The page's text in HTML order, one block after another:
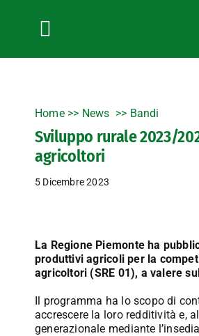
Toggle
Navigation
Home>> News Bandi
Sviluppo rurale 2023/
agricoltori
5 Dicembre 2023
La Regione Piemonte ha
produttivi agricoli per la
agricoltori (SRE 01), a valere
Il programma ha lo scopo di
accrescere la loro redditività e,
generazionale mediante